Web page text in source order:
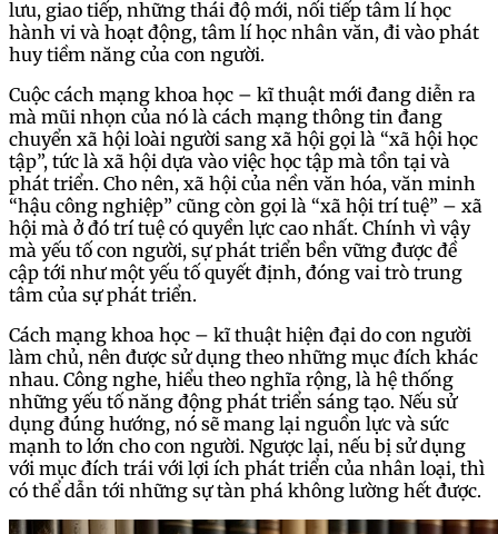
lưu, giao tiếp, những thái độ mới, nối tiếp tâm lí học
hành vi và hoạt động, tâm lí học nhân văn, đi vào phát
huy tiềm năng của con người.
Cuộc cách mạng khoa học – kĩ thuật mới đang diễn ra
mà mũi nhọn của nó là cách mạng thông tin đang
chuyển xã hội loài người sang xã hội gọi là “xã hội học
tập”, tức là xã hội dựa vào việc học tập mà tồn tại và
phát triển. Cho nên, xã hội của nền văn hóa, văn minh
“hậu công nghiệp” cũng còn gọi là “xã hội trí tuệ” – xã
hội mà ở đó trí tuệ có quyền lực cao nhất. Chính vì vậy
mà yếu tố con người, sự phát triển bền vững được đề
cập tới như một yếu tố quyết định, đóng vai trò trung
tâm của sự phát triển.
Cách mạng khoa học – kĩ thuật hiện đại do con người
làm chủ, nên được sử dụng theo những mục đích khác
nhau. Công nghe, hiểu theo nghĩa rộng, là hệ thống
những yếu tố năng động phát triển sáng tạo. Nếu sử
dụng đúng hướng, nó sẽ mang lại nguồn lực và sức
mạnh to lớn cho con người. Ngược lại, nếu bị sử dụng
với mục đích trái với lợi ích phát triển của nhân loại, thì
có thể dẫn tới những sự tàn phá không lường hết được.